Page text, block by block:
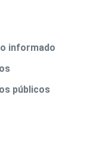
informado
públicos